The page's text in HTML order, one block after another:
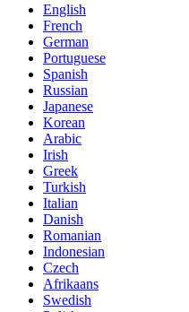
English
French
German
Portuguese
Spanish
Russian
Japanese
Korean
Arabic
Irish
Greek
Turkish
Italian
Danish
Romanian
Indonesian
Czech
Afrikaans
Swedish